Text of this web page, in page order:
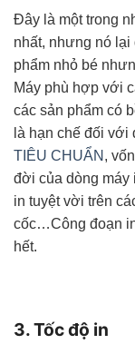
Đây là một trong
nhất, nhưng nó lại
phẩm nhỏ bé
Máy phù hợp với
các sản phẩm có
là hạn chế đối với
TIÊU CHUẨN ,
đời của dòng máy
in tuyệt vời trên
cốc…Công đoạn
hết.
3. Tốc độ in